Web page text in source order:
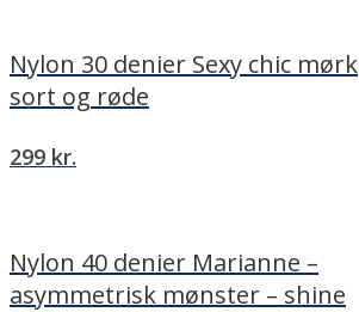
Nylon 30 denier Sexy chic mørk
sort og røde
299 kr.
Nylon 40 denier Marianne –
asymmetrisk mønster – shine